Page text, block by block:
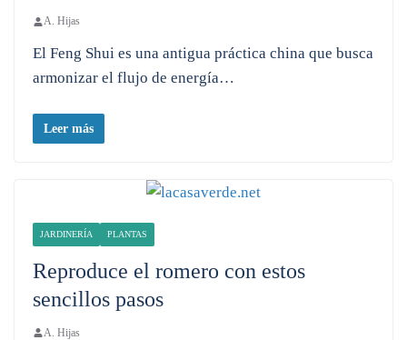
A. Hijas
El Feng Shui es una antigua práctica china que busca
armonizar el flujo de energía…
Leer más
JARDINERÍA PLANTAS
Reproduce el romero con estos
sencillos pasos
A. Hijas